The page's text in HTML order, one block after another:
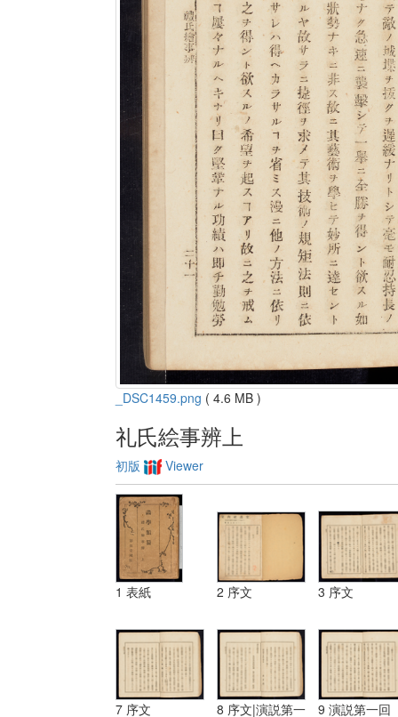
_DSC1459.png ( 4.6 MB )
礼氏絵事辨上
初版 Viewer
1 表紙 2 序文 3 序文
7 序文
8 序文|演説第一
9 演説第一回